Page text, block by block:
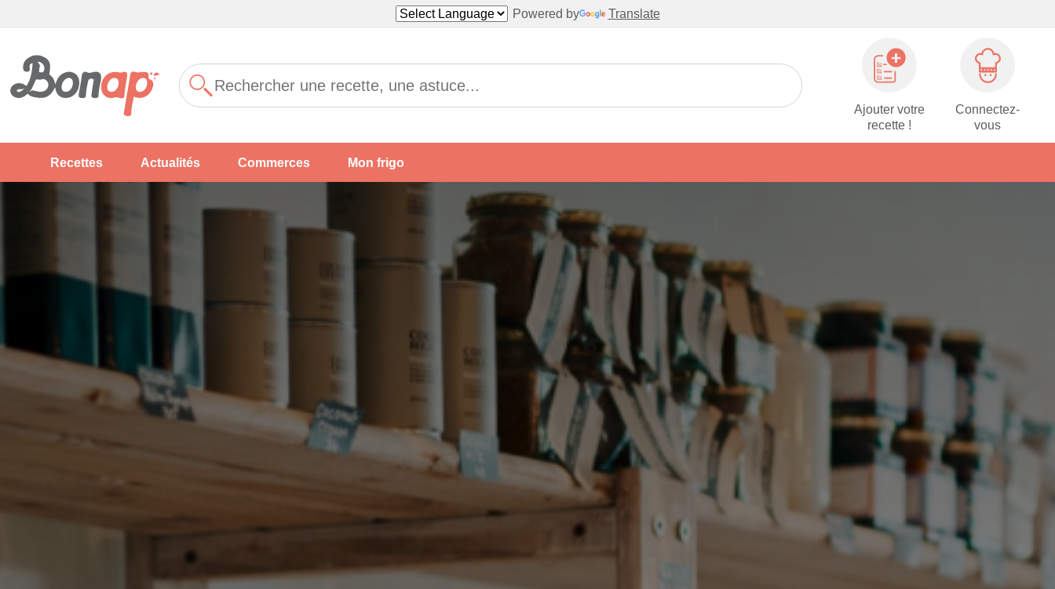
Powered by Translate
Ajouter votre
recette !
Connectez-
vous
Recettes Actualités Commerces Mon frigo